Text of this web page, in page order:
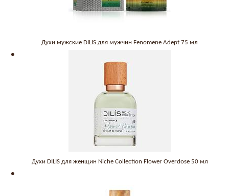
Духи мужские DILIS для мужчин Fenomene Adept 75 мл
Духи DILIS для женщин Niche Collection Flower Overdose 50 мл